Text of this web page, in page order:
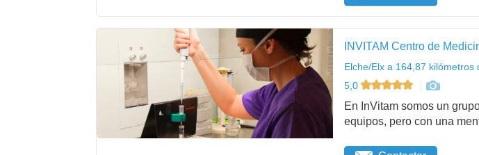
INVITAM Centro de
Elche/Elx a 164,87
5,0
En InVitam somos un
equipos, pero con una